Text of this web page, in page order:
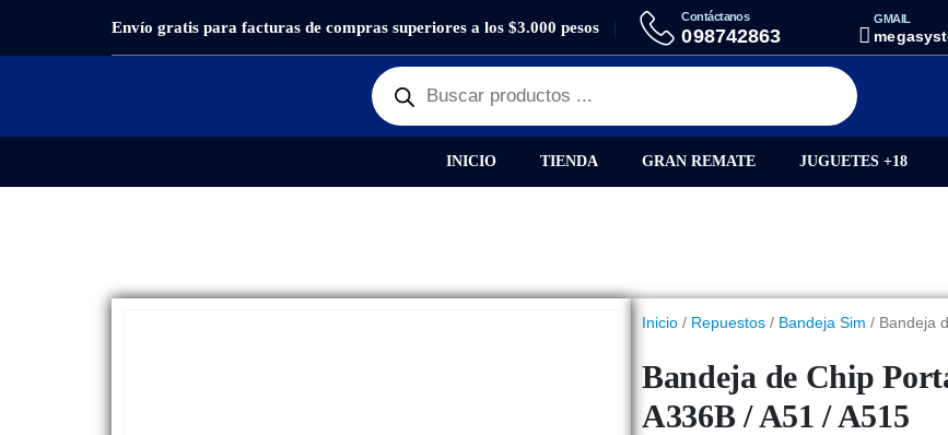
Envío gratis para facturas de compras superiores a los $3.000 pesos
Contáctanos
098742863
GMAIL
INICIO TIENDA GRAN REMATE JUGUETES +18
PRODUCTOSREPUESTOS, BANDEJA SIM BANDEJA DE CHIP PORTA SIM SAMSUNG A33 5G / A336B / A51 / A515
Inicio/ Repuestos/ Bandeja Sim / Bandeja
Bandeja de Chip
A336B / A51 / A515